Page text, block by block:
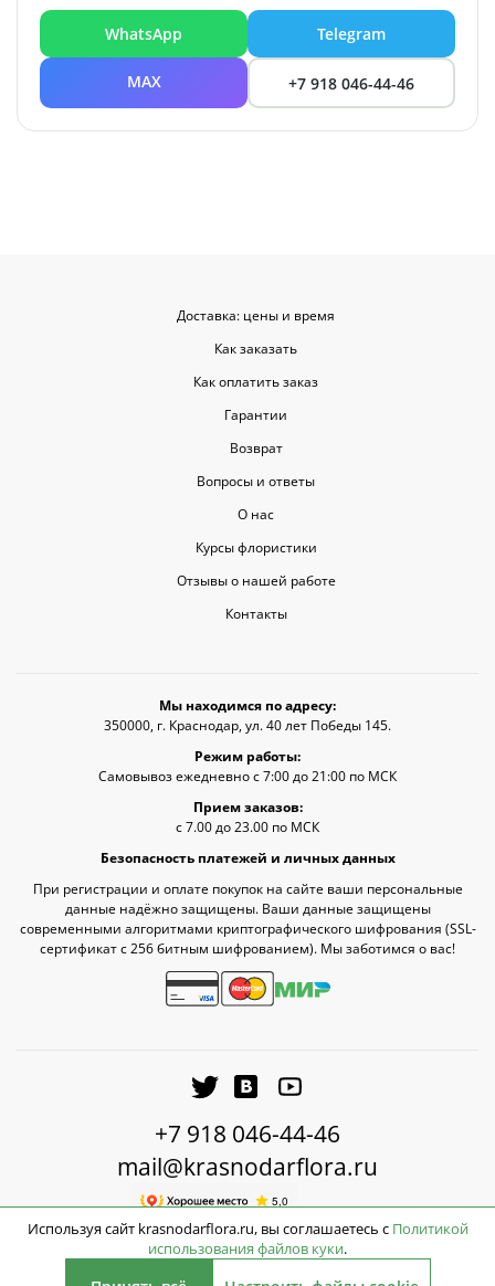
Используя сайт krasnodarflora.ru, вы соглашаетесь с Политикой
использования файлов куки.
WhatsApp Telegram
MAX +7 918 046-44-46
Доставка: цены и время
Как заказать
Как оплатить заказ
Гарантии
Возврат
Вопросы и ответы
О нас
Курсы флористики
Отзывы о нашей работе
Контакты
Мы находимся по адресу:
350000, г. Краснодар, ул. 40 лет Победы 145.
Режим работы:
Самовывоз ежедневно с 7:00 до 21:00 по МСК
Прием заказов:
с 7.00 до 23.00 по МСК
Безопасность платежей и личных данных
При регистрации и оплате покупок на сайте ваши персональные
данные надёжно защищены. Ваши данные защищены
современными алгоритмами криптографического шифрования (SSL-
сертификат c 256 битным шифрованием). Мы заботимся о вас!
+7 918 046-44-46
mail@krasnodarflora.ru